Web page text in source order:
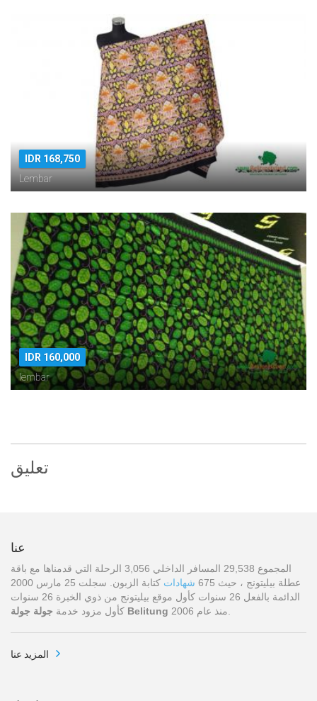
IDR 168,750
Lembar
IDR 160,000
lembar
تعليق
عنا
المجموع 29,538 المسافر الداخلي 3,056 الرحلة التي قدمناها مع باقة
عطلة بيليتونج ، حيث 675
شهادات
كتابة الزبون. سجلت 25 مارس 2000
الدائمة بالفعل 26 سنوات كأول موقع بيليتونج من ذوي الخبرة 26 سنوات
كأول مزود خدمة جولة جولة Belitung
المزيد عنا